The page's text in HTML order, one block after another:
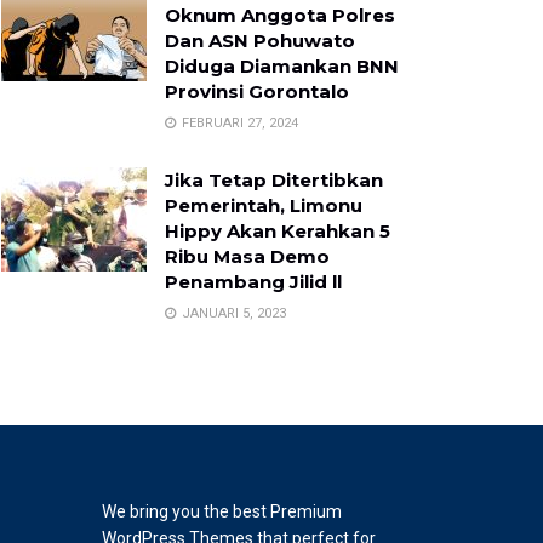
Oknum Anggota Polres
Dan ASN Pohuwato
Diduga Diamankan BNN
Provinsi Gorontalo
FEBRUARI 27, 2024
Jika Tetap Ditertibkan
Pemerintah, Limonu
Hippy Akan Kerahkan 5
Ribu Masa Demo
Penambang Jilid ll
JANUARI 5, 2023
We bring you the best Premium
WordPress Themes that perfect for